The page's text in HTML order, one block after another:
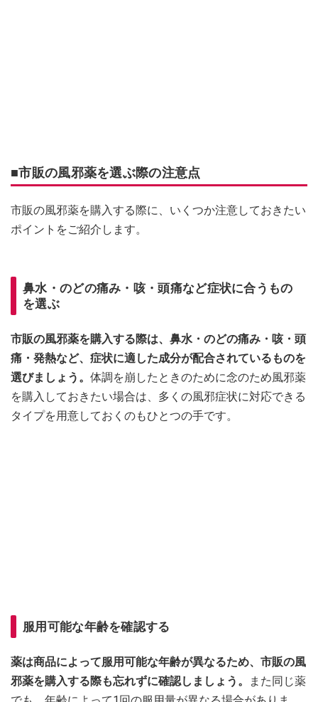
■市販の風邪薬を選ぶ際の注意点
市販の風邪薬を購入する際に、いくつか注意しておきたい
ポイントをご紹介します。
鼻水・のどの痛み・咳・頭痛など症状に合うもの
を選ぶ
市販の風邪薬を購入する際は、鼻水・のどの痛み・咳・頭
痛・発熱など、症状に適した成分が配合されているものを
選びましょう。 体調を崩したときのために念のため風邪薬
を購入しておきたい場合は、多くの風邪症状に対応できる
タイプを用意しておくのもひとつの手です。
服用可能な年齢を確認する
薬は商品によって服用可能な年齢が異なるため、市販の風
邪薬を購入する際も忘れずに確認しましょう。
また同じ薬